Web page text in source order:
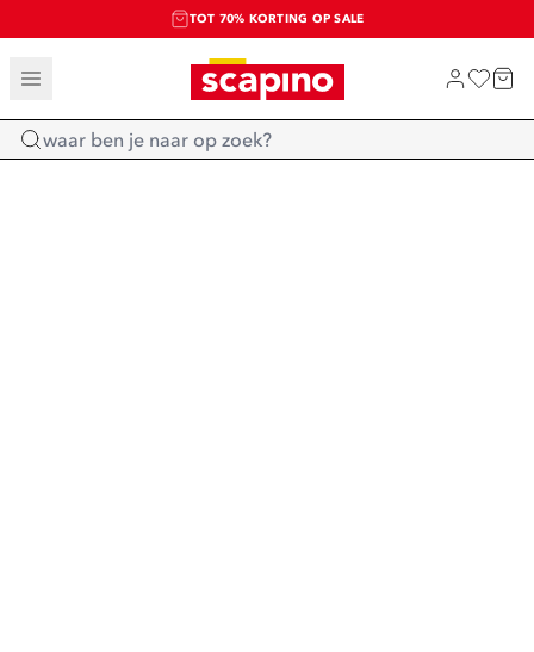
TOT 70% KORTING OP SALE
SALE: LAATSTE KANS!
SHOP NIEUW
Home